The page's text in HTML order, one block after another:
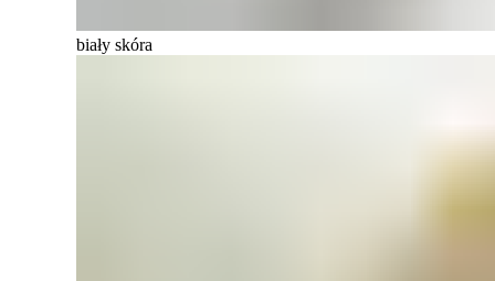
biały skóra